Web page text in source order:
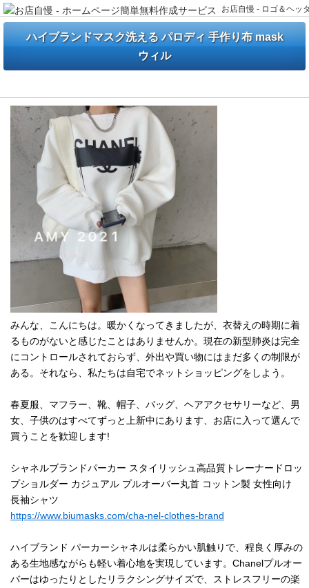
お店自慢 - ロゴ＆ヘッ
ハイブランドマスク洗える パロディ 手作り布 mask
ウィル
みんな、こんにちは。暖かくなってきましたが、衣替えの時期に着
るものがないと感じたことはありませんか。現在の新型肺炎は完全
にコントロールされておらず、外出や買い物にはまだ多くの制限が
ある。それなら、私たちは自宅でネットショッピングをしよう。
春夏服、マフラー、靴、帽子、バッグ、ヘアアクセサリーなど、男
女、子供のはすべてずっと上新中にあります、お店に入って選んで
買うことを歓迎します!
シャネルブランドパーカー スタイリッシュ高品質トレーナードロッ
プショルダー カジュアル プルオーバー丸首 コットン製 女性向け
長袖シャツ
https://www.biumasks.com/cha-nel-clothes-brand
ハイブランド パーカーシャネルは柔らかい肌触りで、程良く厚みの
ある生地感ながらも軽い着心地を実現しています。Chanelプルオー
バーはゆったりとしたリラクシングサイズで、ストレスフリーの楽